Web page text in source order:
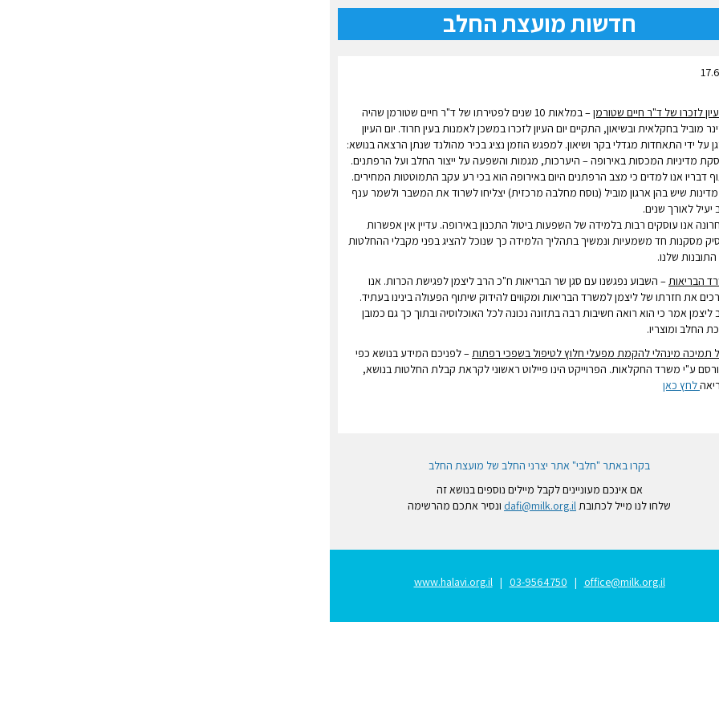
חדשות מועצת החלב
עיון לזכרו של ד"ר חיים שטורמן
– במלאות 10 שנים לפטירתו של ד"ר חיים שטורמן שהיה
מוביל בחקלאית ובשיאון, התקיים יום העיון לזכרו במשכן לאמנות בעין חרוד. יום העיון
על ידי התאחדות מגדלי בקר ושיאון. למפגש הוזמן נציג בכיר מהולנד שנתן הרצאה בנושא:
מדיניות המכסות באירופה – היערכות, מגמות והשפעה על ייצור החלב ועל הרפתנים.
דבריו אנו למדים כי מצב הרפתנים היום באירופה הוא בכי רע עקב התמוטטות המחירים.
שיש בהן ארגון מוביל (נוסח מחלבה מרכזית) יצליחו לשרוד את המשבר ולשמר ענף
יעיל לאורך שנים.
אנו עוסקים רבות בלמידה של השפעות ביטול התכנון באירופה. עדיין אין אפשרות
מסקנות חד משמעיות ונמשיך בתהליך הלמידה כך שנוכל להציג בפני מקבלי ההחלטות
שלנו.
הבריאות– השבוע נפגשנו עם סגן שר הבריאות ח"כ הרב ליצמן לפגישת הכרות. אנו
את חזרתו של ליצמן למשרד הבריאות ומקווים להידוק שיתוף הפעולה בינינו בעתיד.
ליצמן אמר כי הוא רואה חשיבות רבה בתזונה נכונה לכל האוכלוסיה ובתוך כך גם כמובן
החלב ומוצריו.
תמיכה מינהלי להקמת מפעלי חלוץ לטיפול בשפכי רפתות– לפניכם המידע בנושא כפי
ע"י משרד החקלאות. הפרוייקט הינו פיילוט ראשוני לקראת קבלת החלטות בנושא,
לחץ כאן
בקרו באתר "חלבי" אתר יצרני החלב של מועצת החלב
אם אינכם מעוניינים לקבל מיילים נוספים בנושא זה
שלחו לנו מייל לכתובתdafi@milk.org.il ונסיר אתכם מהרשימה
www.halavi.org.il| 03-9564750 | office@milk.org.il